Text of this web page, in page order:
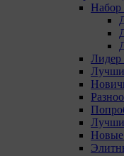
Набор
Лидер
Новые